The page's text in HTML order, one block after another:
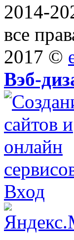
2014-
все
2017 ©
Вэб-
Вход